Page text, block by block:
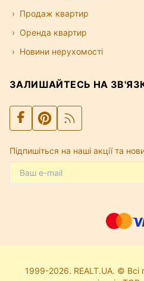
Продаж квартир
Оренда квартир
Новини нерухомості
ЗАЛИШАЙТЕСЬ НА
Підпишіться на наші акції та
1999-2026. REALT.UA. © Всі